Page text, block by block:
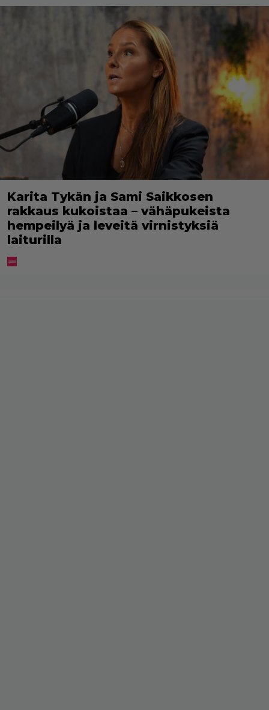
Karita Tykän ja Sami Saikkosen
rakkaus kukoistaa – vähäpukeista
hempeilyä ja leveitä virnistyksiä
laiturilla